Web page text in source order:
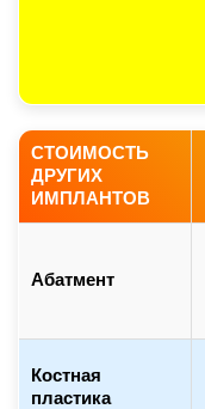
СТОИМОСТЬ
ДРУГИХ
ИМПЛАНТОВ
Абатмент
Костная
пластика